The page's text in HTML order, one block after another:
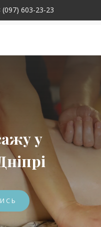
(097) 603-23-23
у